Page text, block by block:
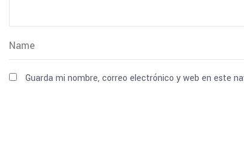
Guarda mi nombre, correo electrónico y web en este